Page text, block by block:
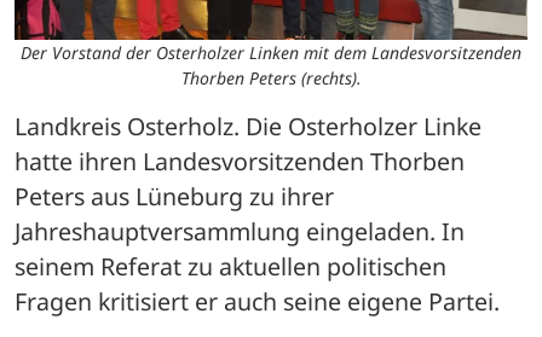
Der Vorstand der Osterholzer Linken mit dem Landesvorsitzenden
Thorben Peters (rechts).
Landkreis Osterholz. Die Osterholzer Linke
hatte ihren Landesvorsitzenden Thorben
Peters aus Lüneburg zu ihrer
Jahreshauptversammlung eingeladen. In
seinem Referat zu aktuellen politischen
Fragen kritisiert er auch seine eigene Partei.